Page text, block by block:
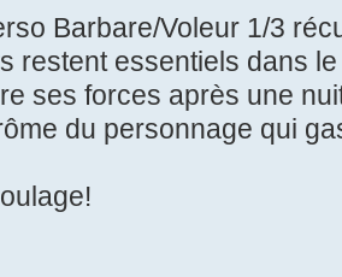
Barbare/Voleur 1/3
restent essentiels dans
ses forces après une
du personnage qui